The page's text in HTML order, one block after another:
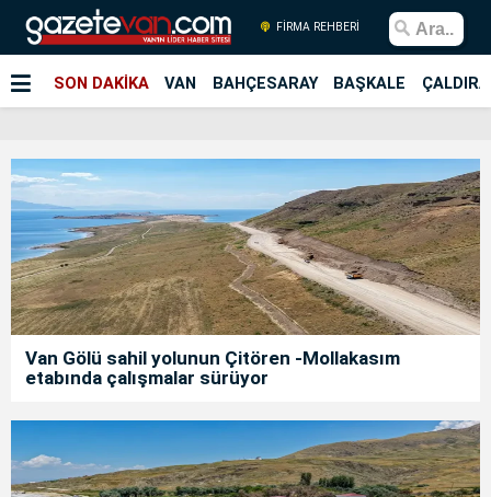
FİRMA REHBERİ
SON DAKİKA VAN BAHÇESARAY BAŞKALE
Van Gölü sahil yolunun Çitören -Mollakasım
etabında çalışmalar sürüyor